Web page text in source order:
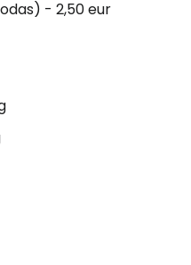
- 2,50 eur